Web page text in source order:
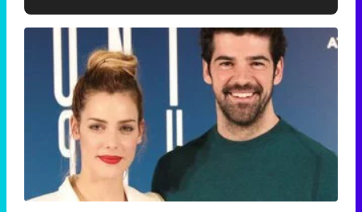
'120 Minutos' celebra sus 2.000 programas en Telemadrid con un vídeo del día a día en la redacción